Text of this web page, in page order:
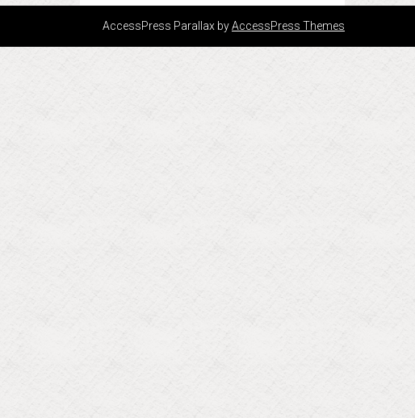
AccessPress Parallax byAccessPress Themes